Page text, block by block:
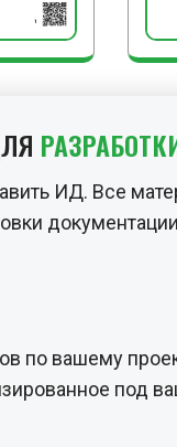
ИД. Все
по вашему
под